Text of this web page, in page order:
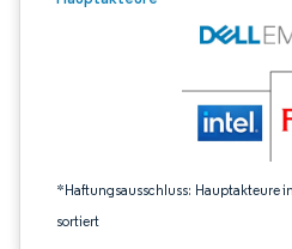
*Haftungsausschluss: Hauptakteure
sortiert